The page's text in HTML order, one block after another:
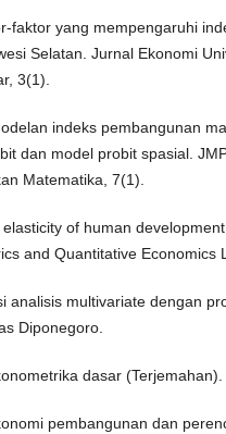
faktor yang mempengaruhi
Selatan. Jurnal Ekonomi
3(1).
indeks pembangunan
dan model probit spasial.
Matematika, 7(1).
of human
and Quantitative Economics
analisis multivariate dengan
Diponegoro.
dasar (Terjemahan).
pembangunan dan